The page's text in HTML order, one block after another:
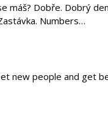
máš? Dobře. Dobrý
Numbers…
new people and get